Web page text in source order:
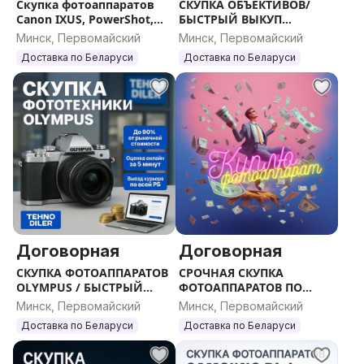
Nikon Coolpix L4
Nikon Coolpix L5
Nikon Coolpix L6
Nikon Coolpix L10
Nikon Coolpix L11
Nikon Coolpix L12
Nikon Coolpix L14
Nikon Coolpix L15
Nikon Coolpix L16
Nikon Coolpix L18
Nikon Coolpix L19
Nikon Coolpix L20
Nikon Coolpix L21
Nikon Coolpix L22
Nikon Coolpix L23
Nikon Coolpix L24
Nikon Coolpix L25
Nikon Coolpix L26
Nikon Coolpix L27
Скупка фотоаппаратов
Canon IXUS, PowerShot,
Digital ELPH, IXY и др./
Выезд курьера по всей РБ
Минск, Первомайский
Доставка по Беларуси
СКУПКА ОБЪЕКТИВОВ/
БЫСТРЫЙ ВЫКУП
ФОТОТЕХНИКИ, ПО ВСЕЙ
Минск, Первомайский
Доставка по Беларуси
Договорная
СКУПКА ФОТОАППАРАТОВ
OLYMPUS / БЫСТРЫЙ
ВЫКУП ФОТОТЕХНИКИ,
ПО ВСЕЙ РБ
Минск, Первомайский
Доставка по Беларуси
Договорная
СРОЧНАЯ СКУПКА
ФОТОАППАРАТОВ ПО
ВСЕЙ РБ
Минск, Первомайский
Доставка по Беларуси